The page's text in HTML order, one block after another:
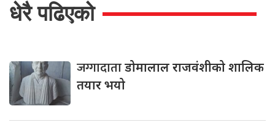
धेरै पढिएको
जग्गादाताडोमालाल राजवंशीको शालिक
तयार भयो